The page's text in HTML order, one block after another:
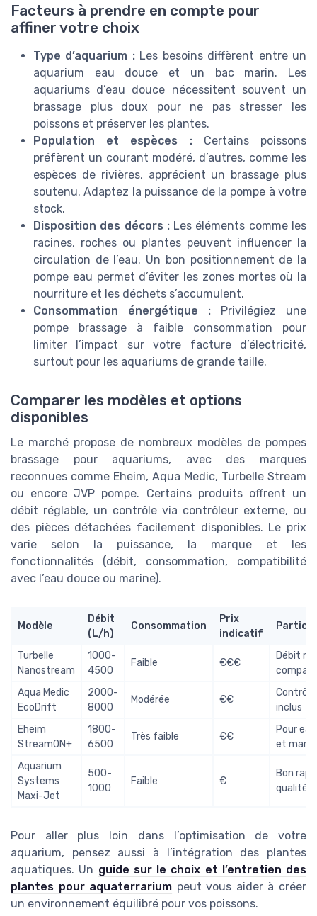
Facteurs à prendre en compte pour
affiner votre choix
Type d’aquarium :Les besoins diffèrent entre un
aquarium eau douce et un bac marin. Les
aquariums d’eau douce nécessitent souvent un
brassage plus doux pour ne pas stresser les
poissons et préserver les plantes.
Population et espèces :Certains poissons
préfèrent un courant modéré, d’autres, comme les
espèces de rivières, apprécient un brassage plus
soutenu. Adaptez la puissance de la pompe à votre
stock.
Disposition des décors :Les éléments comme les
racines, roches ou plantes peuvent influencer la
circulation de l’eau. Un bon positionnement de la
pompe eau permet d’éviter les zones mortes où la
nourriture et les déchets s’accumulent.
Consommation énergétique : Privilégiez une
pompe brassage à faible consommation pour
limiter l’impact sur votre facture d’électricité,
surtout pour les aquariums de grande taille.
Comparer les modèles et options
disponibles
Le marché propose de nombreux modèles de pompes
brassage pour aquariums, avec des marques
reconnues comme Eheim, Aqua Medic, Turbelle Stream
ou encore JVP pompe. Certains produits offrent un
débit réglable, un contrôle via contrôleur externe, ou
des pièces détachées facilement disponibles. Le prix
varie selon la puissance, la marque et les
fonctionnalités (débit, consommation, compatibilité
avec l’eau douce ou marine).
Modèle
Débit
(L/h)
Consommation
Prix
indicatif
Turbelle
Nanostream
1000-
4500
Faible €€€
Débit
Aqua Medic
EcoDrift
2000-
8000
Modérée €€
inclus
Eheim
StreamON+
1800-
6500
Très faible €€
Pour
et
Aquarium
Systems
Maxi-Jet
500-
1000
Faible €
Bon
qualité/
Pour aller plus loin dans l’optimisation de votre
aquarium, pensez aussi à l’intégration des plantes
aquatiques. Un guide sur le choix et l’entretien des
plantes pour aquaterrarium peut vous aider à créer
un environnement équilibré pour vos poissons.